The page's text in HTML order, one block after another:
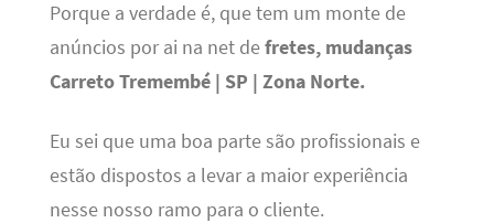
Porque a verdade é, que tem um monte de
anúncios por ai na net defretes, mudanças
Carreto Tremembé | SP | Zona Norte.
Eu sei que uma boa parte são profissionais e
estão dispostos a levar a maior experiência
nesse nosso ramo para o cliente.